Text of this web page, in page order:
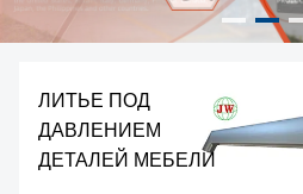
ПРОДУКТЫ
НОВОСТИ
СЛУЧАЙ
ЛИТЬЕ ПОД
ДАВЛЕНИЕМ
ДЕТАЛЕЙ МЕБЕЛИ